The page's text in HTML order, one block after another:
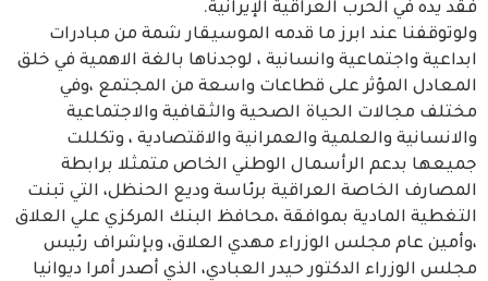
فقد يده في الحرب العراقية الإيرانية.
ولوتوقفنا عند ابرز ما قدمه الموسيقار شمة من مبادرات
ابداعية واجتماعية وانسانية ، لوجدناها بالغة الاهمية في خلق
المعادل المؤثر على قطاعات واسعة من المجتمع ،وفي
مختلف مجالات الحياة الصحية والثقافية والاجتماعية
والانسانية والعلمية والعمرانية والاقتصادية ، وتكللت
جميعها بدعم الرأسمال الوطني الخاص متمثلا برابطة
المصارف الخاصة العراقية برئاسة وديع الحنظل، التي تبنت
التغطية المادية بموافقة ،محافظ البنك المركزي علي العلاق
،وأمين عام مجلس الوزراء مهدي العلاق، وبإشراف رئيس
مجلس الوزراء الدكتور حيدر العبادي، الذي أصدر أمرا ديوانيا